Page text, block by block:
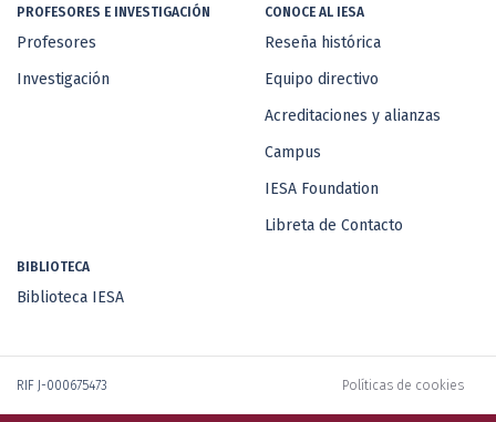
PROFESORES E INVESTIGACIÓN
Profesores
Investigación
CONOCE AL IESA
Reseña histórica
Equipo directivo
Acreditaciones y alianzas
Campus
IESA Foundation
Libreta de Contacto
BIBLIOTECA
Biblioteca IESA
RIF J-000675473 Políticas de cookies